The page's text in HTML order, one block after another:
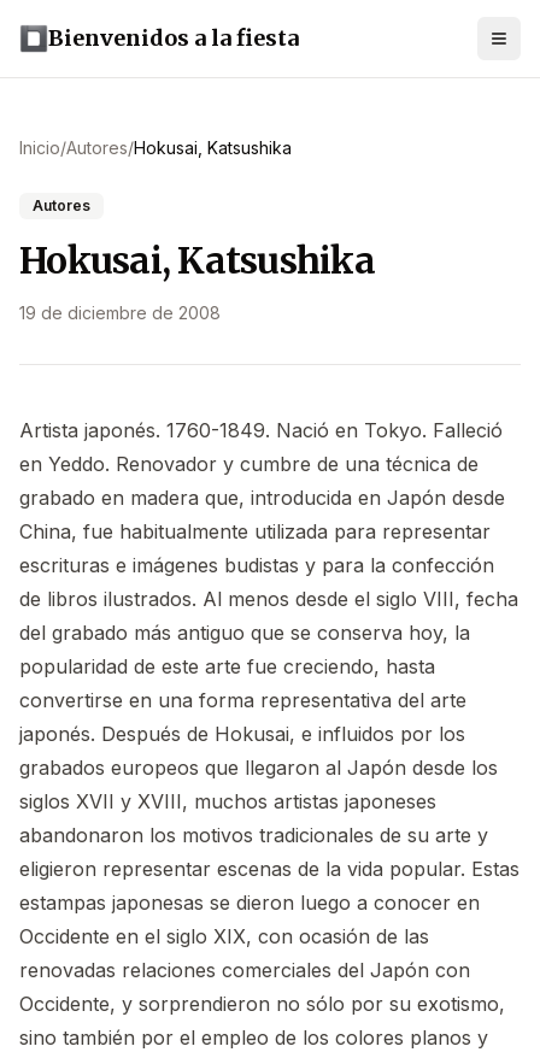
Bienvenidos a la fiesta
Inicio/Autores/Hokusai, Katsushika
Autores
Hokusai, Katsushika
19 de diciembre de 2008
Artista japonés. 1760-1849. Nació en Tokyo. Falleció
en Yeddo. Renovador y cumbre de una técnica de
grabado en madera que, introducida en Japón desde
China, fue habitualmente utilizada para representar
escrituras e imágenes budistas y para la confección
de libros ilustrados. Al menos desde el siglo VIII, fecha
del grabado más antiguo que se conserva hoy, la
popularidad de este arte fue creciendo, hasta
convertirse en una forma representativa del arte
japonés. Después de Hokusai, e influidos por los
grabados europeos que llegaron al Japón desde los
siglos XVII y XVIII, muchos artistas japoneses
abandonaron los motivos tradicionales de su arte y
eligieron representar escenas de la vida popular. Estas
estampas japonesas se dieron luego a conocer en
Occidente en el siglo XIX, con ocasión de las
renovadas relaciones comerciales del Japón con
Occidente, y sorprendieron no sólo por su exotismo,
sino también por el empleo de los colores planos y